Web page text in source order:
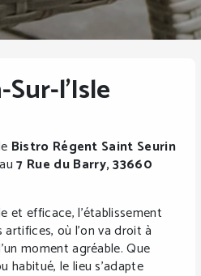
Sur-l'Isle
Bistro Régent Saint Seurin
7 Rue du Barry, 33660
et efficace, l’établissement
où l’on va droit à
moment agréable. Que
habitué, le lieu s’adapte